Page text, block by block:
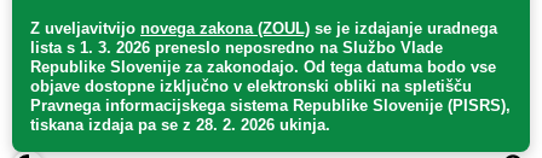
Z uveljavitvijo novega zakona (ZOUL) se je izdajanje uradnega
lista s 1. 3. 2026 preneslo neposredno na Službo Vlade
Republike Slovenije za zakonodajo. Od tega datuma bodo vse
objave dostopne izključno v elektronski obliki na spletišču
Pravnega informacijskega sistema Republike Slovenije (PISRS),
tiskana izdaja pa se z 28. 2. 2026 ukinja.
Uradni list d. o. o. – v likvidaciji / Vse pravice pridržane.